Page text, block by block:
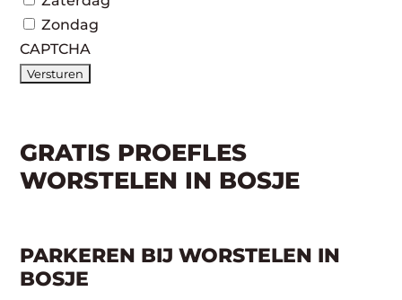
Zondag
CAPTCHA
GRATIS PROEFLES
WORSTELEN IN BOSJE
PARKEREN BIJ WORSTELEN IN
BOSJE